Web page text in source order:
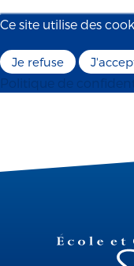
Ce site utilise des
Je refuse
Politique de